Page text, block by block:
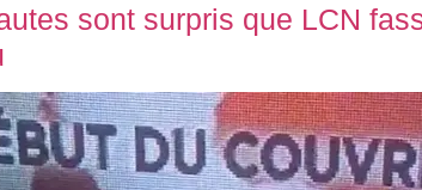
sont surpris que LCN